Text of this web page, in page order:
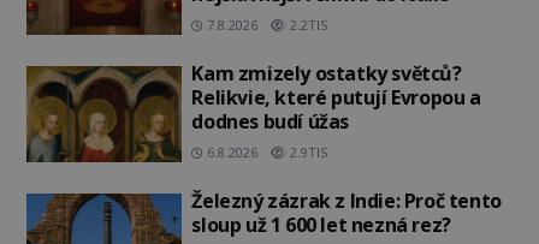
7.8.2026 2.2TIS
Kam zmizely ostatky světců?
Relikvie, které putují Evropou a
dodnes budí úžas
6.8.2026 2.9TIS
Železný zázrak z Indie: Proč tento
sloup už 1 600 let nezná rez?